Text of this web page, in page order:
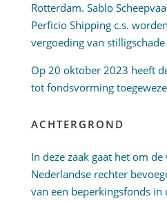
Rotterdam. Sablo
Perficio Shipping c.s.
vergoeding van
Op 20 oktober 2023 heeft
tot fondsvorming
ACHTERGROND
In deze zaak gaat het om de
Nederlandse rechter
van een beperkingsfonds in